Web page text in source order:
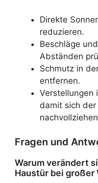
Direkte
reduzieren.
Beschläge
Abständen
Schmutz in
entfernen.
Verstellungen
damit sich
Fragen und
Warum verändert
Haustür bei großer